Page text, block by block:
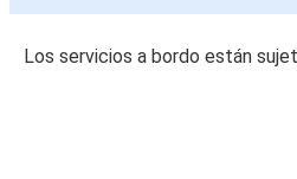
Los servicios a bordo están